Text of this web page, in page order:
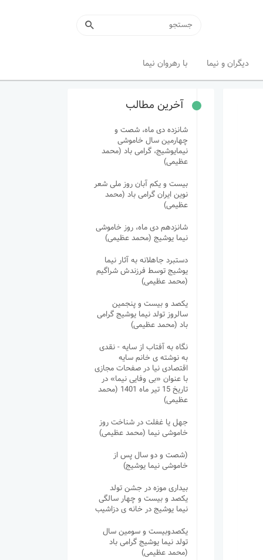
دیگران و نیما با رهروان نیما
آخرین مطالب
شانزده دی ماه، شصت و
چهارمین سال خاموشی
نیمایوشیج، گرامی باد (محمد
عظیمی)
بیست و یکم آبان روز ملی شعر
نوین ایران گرامی باد (محمد
عظیمی)
شانزدهم دی ماه، روز خاموشی
نیما یوشیج (محمد عظیمی)
دستبرد جاهلانه به آثار نیما
یوشیج توسط فرزندش شراگیم
(محمد عظیمی)
یکصد و بیست و پنجمین
سالروز تولد نیما یوشیج گرامی
باد (محمد عظیمی)
نگاه به آفتاب از سایه - نقدی
به نوشته ی خانم سایه
اقتصادی نیا در صفحات مجازی
با عنوان «بی وفایی نیما» در
تاریخ 15 تیر ماه 1401 (محمد
عظیمی)
جهل یا غفلت در شناخت روز
خاموشی نیما (محمد عظیمی)
(شصت و دو سال پس از
خاموشی نیما یوشیج)
بیداری موزه در جشن تولد
یکصد و بیست و چهار سالگی
نیما یوشیج در خانه ی دزاشیب
یکصدوبیست و سومین سال
تولد نیما یوشیج گرامی باد
(محمد عظیمی)